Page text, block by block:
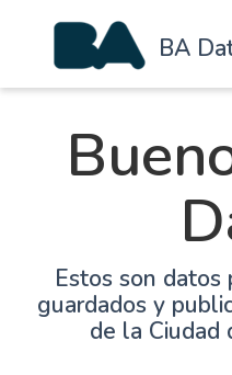
BA
Estos son datos
guardados y
de la Ciudad